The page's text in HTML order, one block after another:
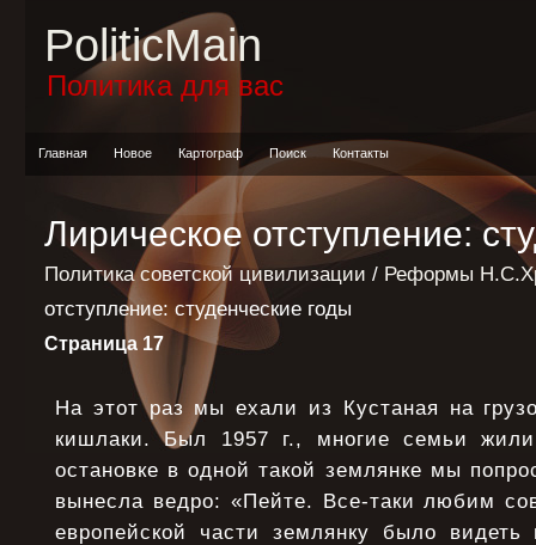
PoliticMain
Политика для вас
Главная Новое Картограф Поиск Контакты
Лирическое отступление:
Политика советской цивилизации / Реформы
отступление: студенческие годы
Страница 17
На этот раз мы ехали из Кустаная на
кишлаки. Был 1957 г., многие семьи
остановке в одной такой землянке мы
вынесла ведро: «Пейте. Все-таки любим
европейской части землянку было